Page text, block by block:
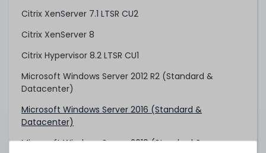
Citrix XenServer 7.1 LTSR CU2
Citrix XenServer 8
Citrix Hypervisor 8.2 LTSR CU1
Microsoft Windows Server 2012 R2 (Standard &
Datacenter)
Microsoft Windows Server 2016 (Standard &
Datacenter)
Microsoft Windows Server 2019 (Standard &